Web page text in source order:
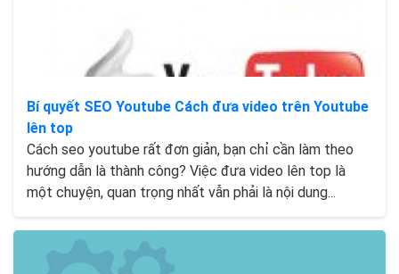
Bí quyết SEO Youtube Cách đưa video trên Youtube
lên top
Cách seo youtube rất đơn giản, bạn chỉ cần làm theo
hướng dẫn là thành công? Việc đưa video lên top là
một chuyện, quan trọng nhất vẫn phải là nội dung...